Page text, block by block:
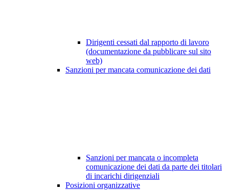
Dirigenti cessati dal rapporto di lavoro
(documentazione da pubblicare sul sito
web)
Sanzioni per mancata comunicazione dei dati
Sanzioni per mancata o incompleta
comunicazione dei dati da parte dei titolari
di incarichi dirigenziali
Posizioni organizzative